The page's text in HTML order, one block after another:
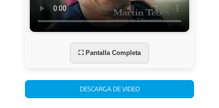
⛶ Pantalla Completa
DESCARGA DE VIDEO